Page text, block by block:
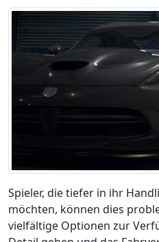
Spieler, die tiefer in ihr
möchten, können dies
vielfältige Optionen zur